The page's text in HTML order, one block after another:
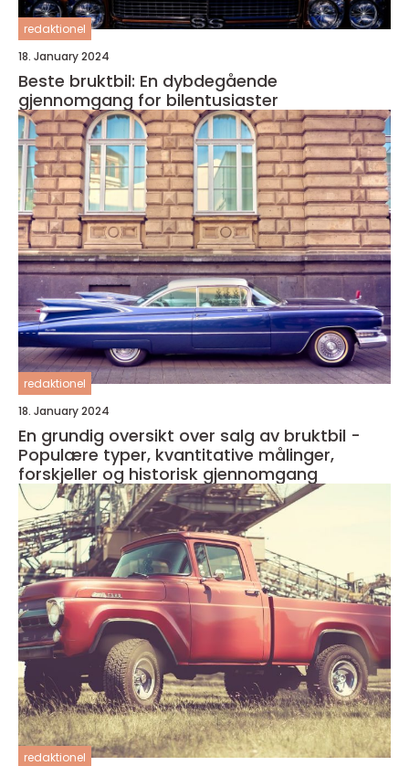
redaktionel
18. January 2024
Beste bruktbil: En dybdegående
gjennomgang for bilentusiaster
redaktionel
18. January 2024
En grundig oversikt over salg av bruktbil -
Populære typer, kvantitative målinger,
forskjeller og historisk gjennomgang
redaktionel